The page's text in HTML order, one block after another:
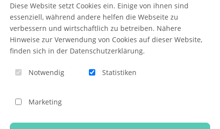
QUIQQER
Themen-Übersicht
Impressum
Diese Website setzt Cookies ein. Einige von ihnen sind
essenziell, während andere helfen die Webseite zu
verbessern und wirtschaftlich zu betreiben. Nähere
Hinweise zur Verwendung von Cookies auf dieser Website,
finden sich in der Datenschutzerklärung.
Notwendig Statistiken
Marketing